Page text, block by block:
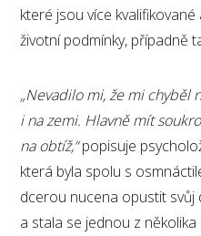
které jsou více
životní podmínky, případně
„Nevadilo mi, že mi chyběl
i na zemi. Hlavně mít
na obtíž,“popisuje
která byla spolu s
dcerou nucena opustit svůj
a stala se jednou z